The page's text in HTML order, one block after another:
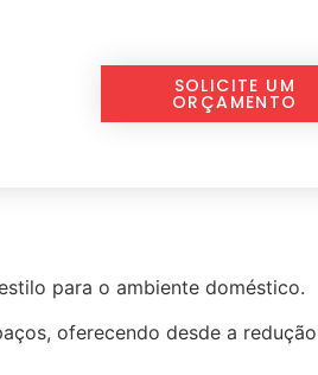
SOLICITE UM
ORÇAMENTO
para o ambiente doméstico.
oferecendo desde a